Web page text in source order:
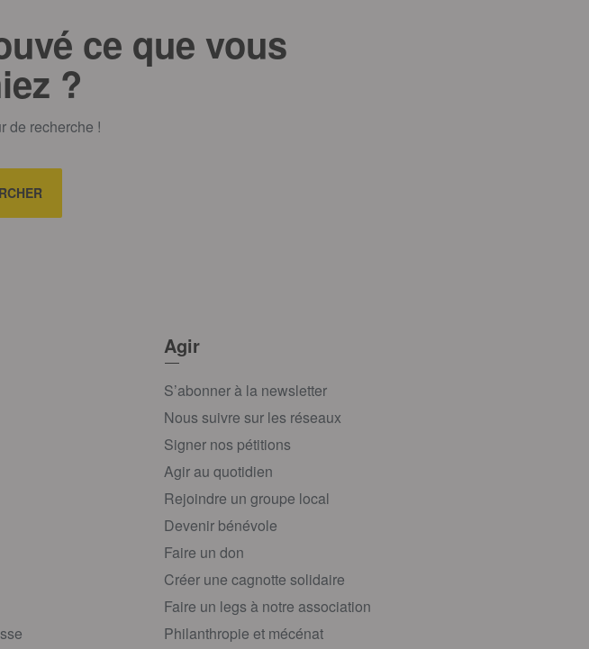
ce que vous
?
de recherche !
Agir
S’abonner à la newsletter
Nous suivre sur les réseaux
Signer nos pétitions
Agir au quotidien
Rejoindre un groupe local
Devenir bénévole
Faire un don
Créer une cagnotte solidaire
Faire un legs à notre association
Philanthropie et mécénat